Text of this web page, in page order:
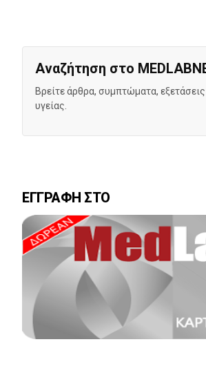
Αναζήτηση στο
Βρείτε άρθρα, συμπτώματα,
υγείας.
ΕΓΓΡΑΦΗ ΣΤΟ